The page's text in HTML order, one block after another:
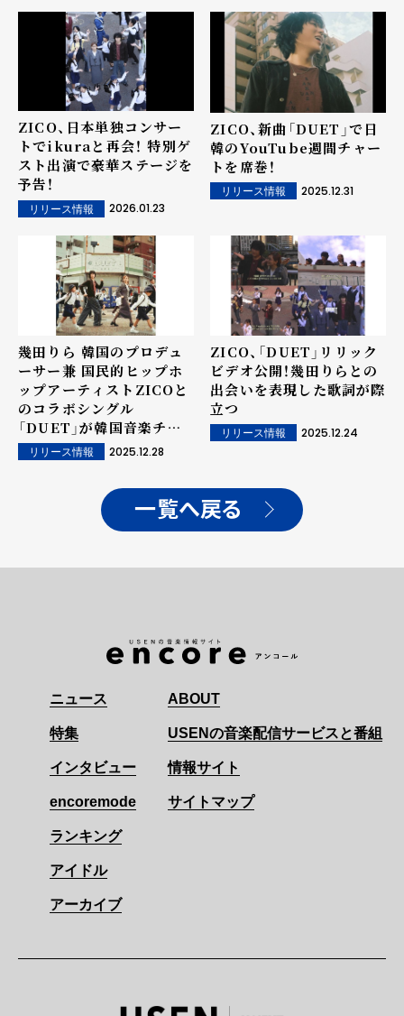
ZICO、日本単独コンサー
トでikuraと再会！ 特別ゲ
スト出演で豪華ステージを
予告！
リリース情報 2026.01.23
ZICO、新曲「DUET」で日
韓のYouTube週間チャー
トを席巻！
リリース情報 2025.12.31
幾田りら 韓国のプロデュ
ーサー兼 国民的ヒップホ
ップアーティストZICOと
のコラボシングル
「DUET」が韓国音楽チャ
ートを席巻！
リリース情報 2025.12.28
ZICO、「DUET」リリック
ビデオ公開！幾田りらとの
出会いを表現した歌詞が際
立つ
リリース情報 2025.12.24
一覧へ戻る
ニュース
特集
インタビュー
encoremode
ランキング
アイドル
アーカイブ
ABOUT
USENの音楽配信サービスと番組
情報サイト
サイトマップ